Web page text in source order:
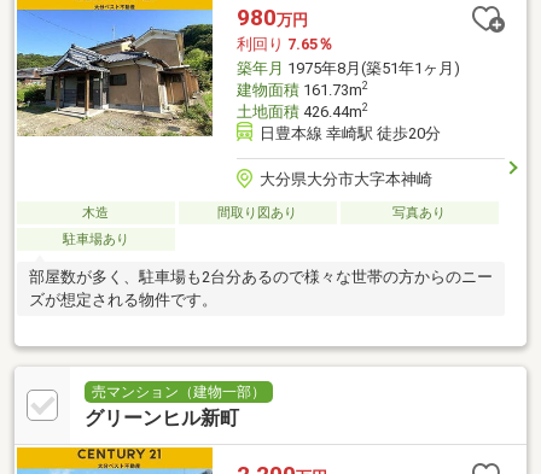
980万円
利回り 7.65％
築年月 1975年8月(築51年1ヶ月)
建物面積161.73m2
土地面積426.44m2
日豊本線 幸崎駅 徒歩20分
大分県大分市大字本神崎
木造 間取り図あり
写真あり
駐車場あり
部屋数が多く、駐車場も2台分あるので様々な世帯の方からのニー
ズが想定される物件です。
売マンション（建物一部）
グリーンヒル新町